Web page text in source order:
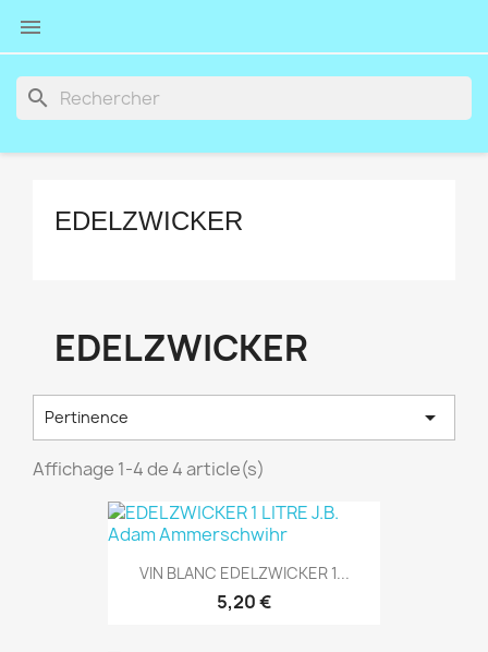

search
EDELZWICKER
EDELZWICKER
Pertinence 
Affichage 1-4 de 4 article(s)
VIN BLANC EDELZWICKER 1...
5,20 €